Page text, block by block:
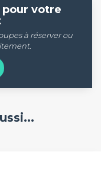
votre
à réserver ou